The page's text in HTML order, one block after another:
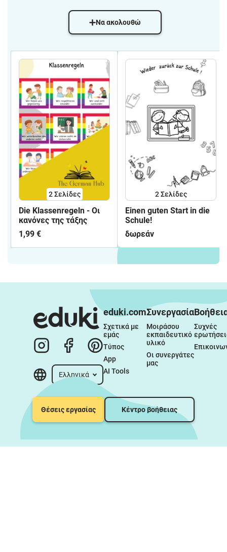
Να ακολουθώ
2Σελίδες
Die Klassenregeln - Οι
κανόνες της τάξης
1,99 €
2Σελίδες
Einen guten Start in die
Schule!
δωρεάν
Ελληνικά
eduki.com
Σχετικά με
εμάς
Τύπος
App
AI Tools
Συνεργασία
Μοιράσου
εκπαιδευτικό
υλικό
Οι συνεργάτες
μας
Συχνές
Θέσεις εργασίας Κέντρο βοήθειας